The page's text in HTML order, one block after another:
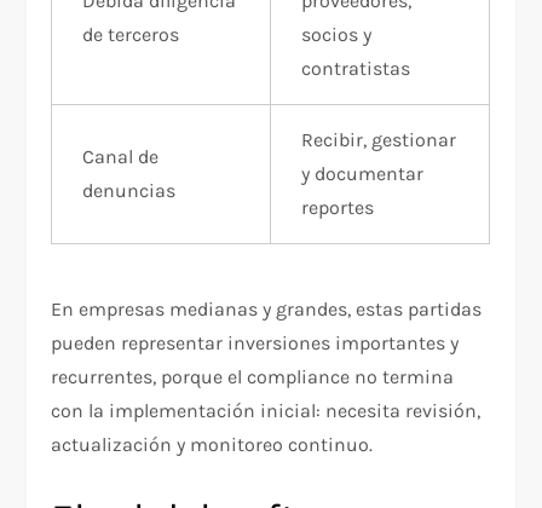
de terceros
socios y
contratistas
Canal de
denuncias
Recibir, gestionar
y documentar
reportes
En empresas medianas y grandes, estas partidas
pueden representar inversiones importantes y
recurrentes, porque el compliance no termina
con la implementación inicial: necesita revisión,
actualización y monitoreo continuo.